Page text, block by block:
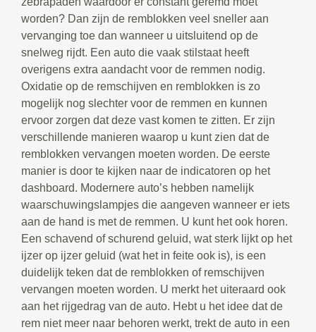
worden? Dan zijn de remblokken veel sneller aan
vervanging toe dan wanneer u uitsluitend op de
snelweg rijdt. Een auto die vaak stilstaat heeft
overigens extra aandacht voor de remmen nodig.
Oxidatie op de remschijven en remblokken is zo
mogelijk nog slechter voor de remmen en kunnen
ervoor zorgen dat deze vast komen te zitten. Er zijn
verschillende manieren waarop u kunt zien dat de
remblokken vervangen moeten worden. De eerste
manier is door te kijken naar de indicatoren op het
dashboard. Modernere auto’s hebben namelijk
waarschuwingslampjes die aangeven wanneer er iets
aan de hand is met de remmen. U kunt het ook horen.
Een schavend of schurend geluid, wat sterk lijkt op het
ijzer op ijzer geluid (wat het in feite ook is), is een
duidelijk teken dat de remblokken of remschijven
vervangen moeten worden. U merkt het uiteraard ook
aan het rijgedrag van de auto. Hebt u het idee dat de
rem niet meer naar behoren werkt, trekt de auto in een